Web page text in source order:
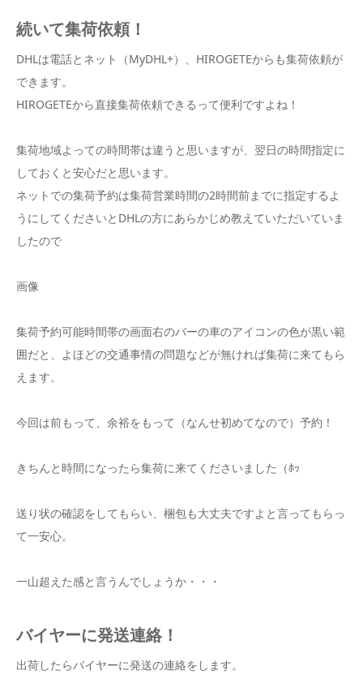
続いて集荷依頼！
DHLは電話とネット（MyDHL+）、HIROGETEからも集荷依頼が
できます。
HIROGETEから直接集荷依頼できるって便利ですよね！
集荷地域よっての時間帯は違うと思いますが、翌日の時間指定に
しておくと安心だと思います。
ネットでの集荷予約は集荷営業時間の2時間前までに指定するよ
うにしてくださいとDHLの方にあらかじめ教えていただいていま
したので
画像
集荷予約可能時間帯の画面右のバーの車のアイコンの色が黒い範
囲だと、よほどの交通事情の問題などが無ければ集荷に来てもら
えます。
今回は前もって、余裕をもって（なんせ初めてなので）予約！
きちんと時間になったら集荷に来てくださいました（ﾎｯ
送り状の確認をしてもらい、梱包も大丈夫ですよと言ってもらっ
て一安心。
一山超えた感と言うんでしょうか・・・
バイヤーに発送連絡！
出荷したらバイヤーに発送の連絡をします。